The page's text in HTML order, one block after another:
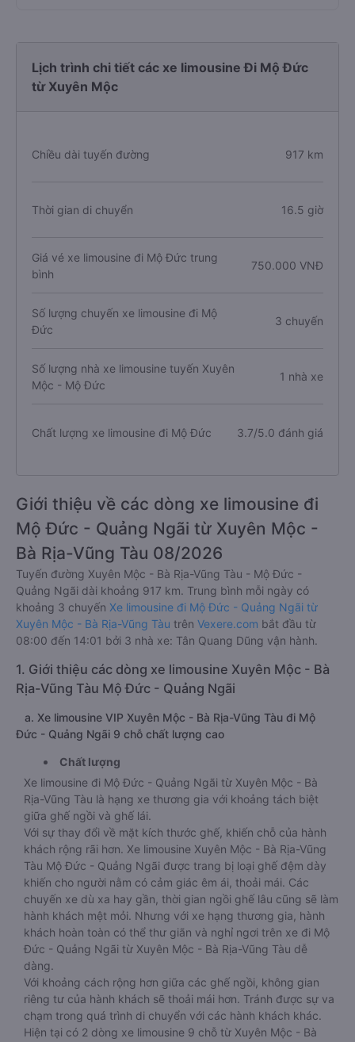
Lịch trình chi tiết các xe limousine Đi Mộ Đức
từ Xuyên Mộc
Chiều dài tuyến đường 917 km
Thời gian di chuyển 16.5 giờ
Giá vé xe limousine đi Mộ Đức trung
bình
750.000 VNĐ
Số lượng chuyến xe limousine đi Mộ
Đức
3 chuyến
Số lượng nhà xe limousine tuyến Xuyên
Mộc - Mộ Đức
1 nhà xe
Chất lượng xe limousine đi Mộ Đức 3.7/5.0 đánh giá
Giới thiệu về các dòng xe limousine đi
Mộ Đức - Quảng Ngãi từ Xuyên Mộc -
Bà Rịa-Vũng Tàu 08/2026
Tuyến đường Xuyên Mộc - Bà Rịa-Vũng Tàu - Mộ Đức -
Quảng Ngãi dài khoảng 917 km. Trung bình mỗi ngày có
khoảng 3 chuyến Xe limousine đi Mộ Đức - Quảng Ngãi từ
Xuyên Mộc - Bà Rịa-Vũng Tàu trên Vexere.com bắt đầu từ
08:00 đến 14:01 bởi 3 nhà xe: Tân Quang Dũng vận hành.
1. Giới thiệu các dòng xe limousine Xuyên Mộc - Bà
Rịa-Vũng Tàu Mộ Đức - Quảng Ngãi
a. Xe limousine VIP Xuyên Mộc - Bà Rịa-Vũng Tàu đi Mộ
Đức - Quảng Ngãi 9 chỗ chất lượng cao
Chất lượng
Xe limousine đi Mộ Đức - Quảng Ngãi từ Xuyên Mộc - Bà
Rịa-Vũng Tàu là hạng xe thương gia với khoảng tách biệt
giữa ghế ngồi và ghế lái.
Với sự thay đổi về mặt kích thước ghế, khiến chỗ của hành
khách rộng rãi hơn. Xe limousine Xuyên Mộc - Bà Rịa-Vũng
Tàu Mộ Đức - Quảng Ngãi được trang bị loại ghế đệm dày
khiến cho người nằm có cảm giác êm ái, thoải mái. Các
chuyến xe dù xa hay gần, thời gian ngồi ghế lâu cũng sẽ làm
hành khách mệt mỏi. Nhưng với xe hạng thương gia, hành
khách hoàn toàn có thể thư giãn và nghỉ ngơi trên xe đi Mộ
Đức - Quảng Ngãi từ Xuyên Mộc - Bà Rịa-Vũng Tàu dễ
dàng.
Với khoảng cách rộng hơn giữa các ghế ngồi, không gian
riêng tư của hành khách sẽ thoải mái hơn. Tránh được sự va
chạm trong quá trình di chuyển với các hành khách khác.
Hiện tại có 2 dòng xe limousine 9 chỗ từ Xuyên Mộc - Bà